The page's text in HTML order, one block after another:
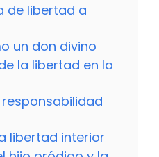
de libertad a
un don divino
la libertad en la
libertad interior